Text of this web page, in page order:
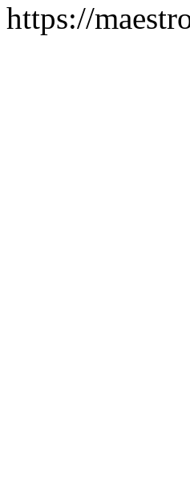
https://